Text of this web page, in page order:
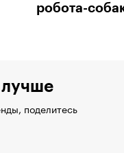
робота-
лучше
поделитесь